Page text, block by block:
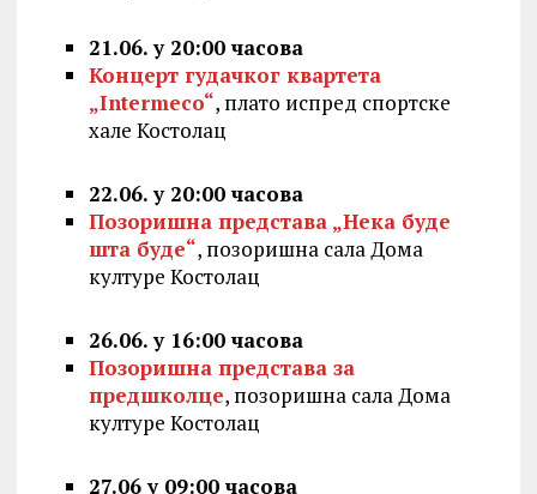
21.06. у 20:00 часова
Концерт гудачког квартета
„Intermeco“, плато испред спортске
хале Костолац
22.06. у 20:00 часова
Позоришна представа „Нека буде
шта буде“, позоришна сала Дома
културе Костолац
26.06. у 16:00 часова
Позоришна представа за
предшколце, позоришна сала Дома
културе Костолац
27.06 у 09:00 часова